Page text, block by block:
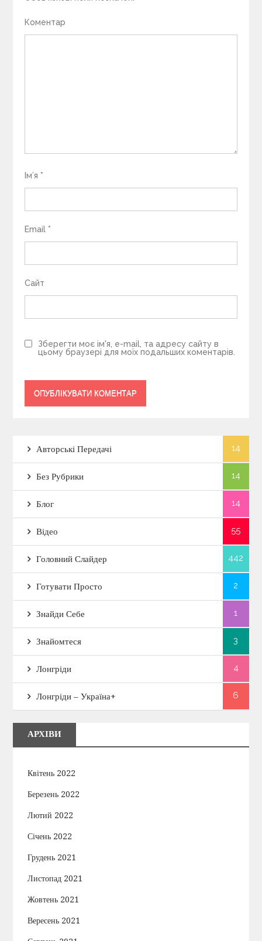
Коментар
Ім’я *
Email *
Сайт
Зберегти моє ім'я, e-mail, та адресу сайту в
цьому браузері для моїх подальших коментарів.
Авторські Передачі 14
Без Рубрики 14
Блог 14
Відео 55
Головний Слайдер 442
Готувати Просто 2
Знайди Себе 1
Знайомтеся 3
Лонгріди 4
Лонгріди – Україна+ 6
АРХІВИ
Квітень 2022
Березень 2022
Лютий 2022
Січень 2022
Грудень 2021
Листопад 2021
Жовтень 2021
Вересень 2021